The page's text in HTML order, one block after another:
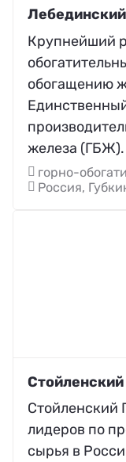
Крупнейший
обогащению
железа (ГБЖ).
горно-
Россия,
Стойленский
лидеров по
сырья в